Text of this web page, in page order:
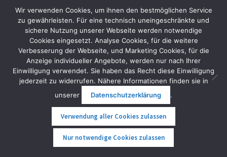
Seniorenmobil Vita Care
Evolve Diablo Serie
Nosfet Aero und Aeon EUC
Onewheel Antic Bike
Otter Bike Wasserfahrrad
Nero Thunder und Thunder Pro
Jaykay E-Finne 2.0 für SUP-Boards
Fliteboard Series 6
Wir verwenden Cookies, um ihnen den bestmöglichen Service
zu gewährleisten. Für eine technisch uneingeschränkte und
sichere Nutzung unserer Webseite werden notwendige
Cookies eingesetzt. Analyse Cookies, für die weitere
Verbesserung der Webseite, und Marketing Cookies, für die
Anzeige individueller Angebote, werden nur nach Ihrer
Einwilligung verwendet. Sie haben das Recht diese Einwilligung
jederzeit zu widerrufen. Nähere Informationen finden sie in
unserer
Datenschutzerklärung .
Verwendung aller Cookies zulassen
Nur notwendige Cookies zulassen